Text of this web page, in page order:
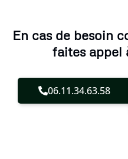
En cas de besoin
faites appel
06.11.34.63.58